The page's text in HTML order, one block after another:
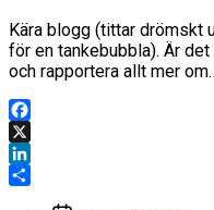
Kära blogg (tittar drömskt
för en tankebubbla). Är
och rapportera allt mer
Facebook
X
LinkedIn